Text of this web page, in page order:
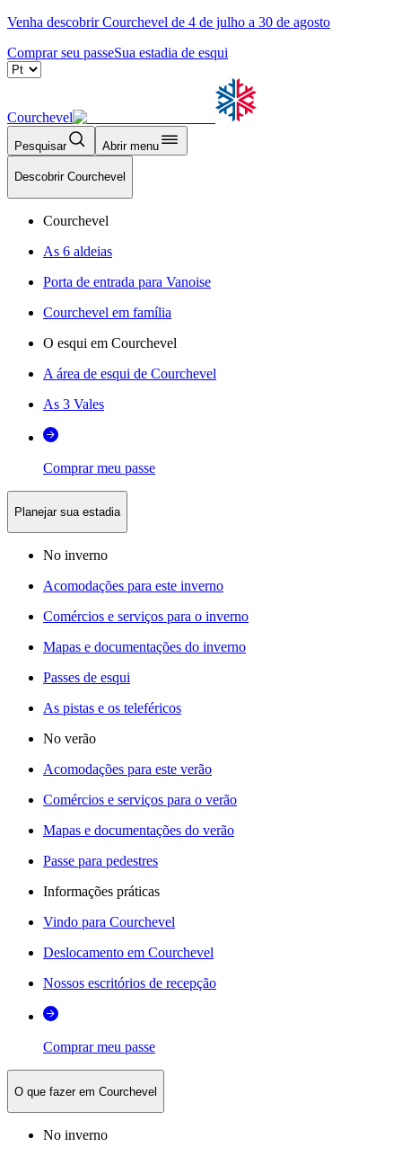
Venha descobrir Courchevel de 4 de julho a 30 de agosto
Comprar seu passeSua estadia de esqui
Courchevel
Pesquisar Abrir menu
Descobrir Courchevel
Courchevel
As 6 aldeias
Porta de entrada para Vanoise
Courchevel em família
O esqui em Courchevel
A área de esqui de Courchevel
As 3 Vales
Comprar meu passe
Planejar sua estadia
No inverno
Acomodações para este inverno
Comércios e serviços para o inverno
Mapas e documentações do inverno
Passes de esqui
As pistas e os teleféricos
No verão
Acomodações para este verão
Comércios e serviços para o verão
Mapas e documentações do verão
Passe para pedestres
Informações práticas
Vindo para Courchevel
Deslocamento em Courchevel
Nossos escritórios de recepção
Comprar meu passe
O que fazer em Courchevel
No inverno